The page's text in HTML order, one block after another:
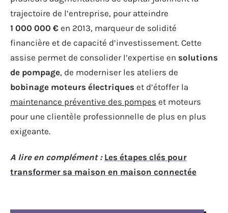
trajectoire de l’entreprise, pour atteindre
1 000 000 € en 2013, marqueur de solidité
financière et de capacité d’investissement. Cette
assise permet de consolider l’expertise en solutions
de pompage, de moderniser les ateliers de
bobinage moteurs électriques et d’étoffer la
maintenance préventive des pompes et moteurs
pour une clientèle professionnelle de plus en plus
exigeante.
A lire en complément : Les étapes clés pour
transformer sa maison en maison connectée